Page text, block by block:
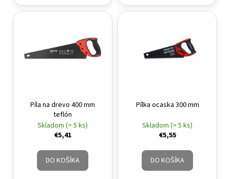
Píla na drevo 400 mm
teflón
Skladom (> 5 ks)
€5,41
DO KOŠÍKA
Pílka ocaska 300 mm
Skladom (> 5 ks)
€5,55
DO KOŠÍKA